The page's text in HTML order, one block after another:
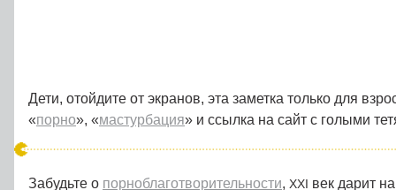
Дети, отойдите от экранов, эта заметка только для
«порно», «мастурбация» и ссылка на сайт с голыми
Забудьте о порноблаготворительности, XXI век дарит